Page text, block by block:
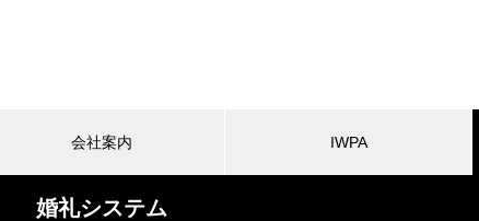
会社案内 IWPA
婚礼システム